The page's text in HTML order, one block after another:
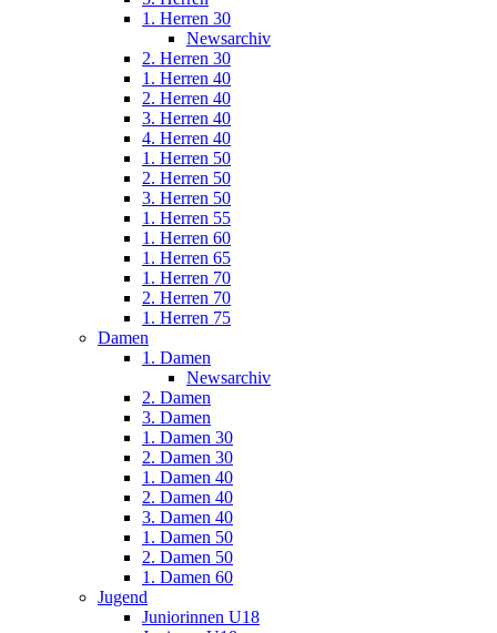
1. Herren 30
Newsarchiv
2. Herren 30
1. Herren 40
2. Herren 40
3. Herren 40
4. Herren 40
1. Herren 50
2. Herren 50
3. Herren 50
1. Herren 55
1. Herren 60
1. Herren 65
1. Herren 70
2. Herren 70
1. Herren 75
Damen
1. Damen
Newsarchiv
2. Damen
3. Damen
1. Damen 30
2. Damen 30
1. Damen 40
2. Damen 40
3. Damen 40
1. Damen 50
2. Damen 50
1. Damen 60
Jugend
Juniorinnen U18